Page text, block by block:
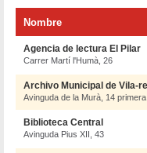
Nombre
Agencia de lectura El Pilar
Carrer Martí l'Humà, 26
Archivo Municipal de Vila-
Avinguda de la Murà, 14
Biblioteca Central
Avinguda Pius XII, 43